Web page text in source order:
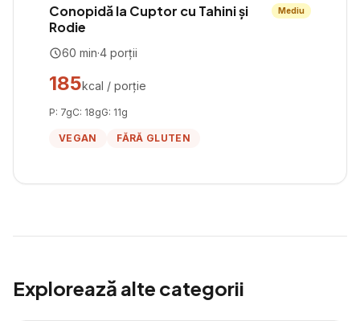
Conopidă la Cuptor cu Tahini și
Rodie
Mediu
60 min·4 porții
185kcal / porție
P: 7gC: 18gG: 11g
VEGAN FĂRĂ GLUTEN
Explorează alte categorii